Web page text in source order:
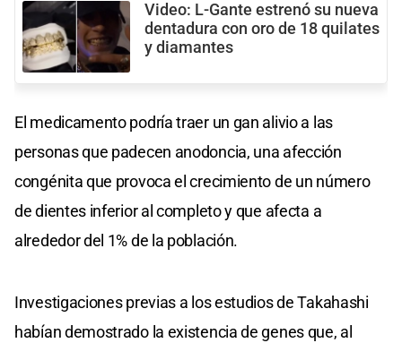
Video: L-Gante estrenó su nueva
dentadura con oro de 18 quilates
y diamantes
El medicamento podría traer un gan alivio a las
personas que padecen anodoncia, una afección
congénita que provoca el crecimiento de un número
de dientes inferior al completo y que afecta a
alrededor del 1% de la población.
Investigaciones previas a los estudios de Takahashi
habían demostrado la existencia de genes que, al